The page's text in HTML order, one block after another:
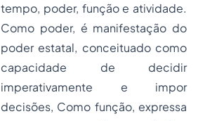
tempo, poder, funçãoe atividade.
Como poder, é manifestação do
poder estatal, conceituado como
capacidade de decidir
imperativamente e impor
decisões, Como função, expressa